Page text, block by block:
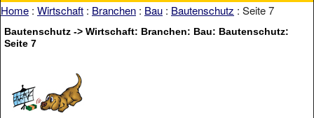
Home : Wirtschaft : Branchen : Bau : Bautenschutz : Seite 7
Bautenschutz -> Wirtschaft: Branchen: Bau: Bautenschutz:
Seite 7